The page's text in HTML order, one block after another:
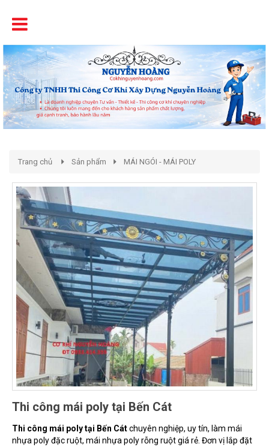
Trang chủ Sản phẩm MÁI NGÓI - MÁI POLY
Thi công mái poly tại Bến Cát
Thi công mái poly tại Bến Cátchuyên nghiệp, uy tín, làm mái
nhựa poly đặc ruột, mái nhựa poly rỗng ruột giá rẻ. Đơn vị lắp đặt